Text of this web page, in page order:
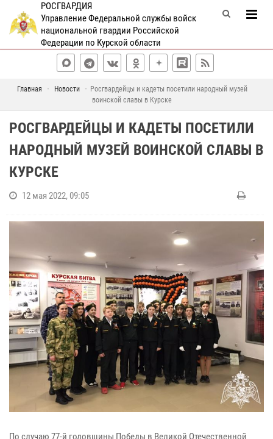
РОСГВАРДИЯ
Управление Федеральной службы войск
национальной гвардии Российской
Федерации по Курской области
Главная Новости
Росгвардейцы и кадеты посетили народный музей
воинской славы в Курске
РОСГВАРДЕЙЦЫ И КАДЕТЫ ПОСЕТИЛИ
НАРОДНЫЙ МУЗЕЙ ВОИНСКОЙ СЛАВЫ В
КУРСКЕ
12 мая 2022, 09:05
По случаю 77-й годовщины Победы в Великой Отечественной